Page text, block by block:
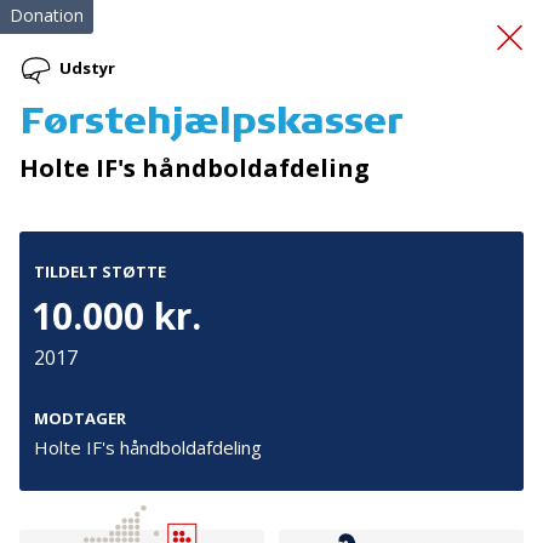
Fælles Fokus Giver
Donation
Udstyr
Førstehjælpskasser
Holte IF's håndboldafdeling
TILDELT STØTTE
10.000 kr.
2017
MODTAGER
Holte IF's håndboldafdeling
Tilmeld nyhedsbrev
De seneste nyheder om TrygFondens og TryghedsGruppens
aktiviteter direkte i din indbakke.